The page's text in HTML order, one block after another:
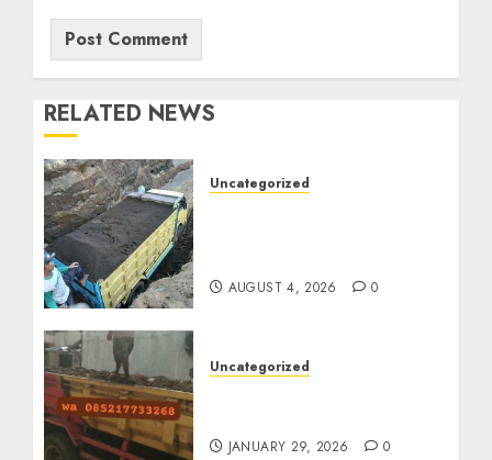
RELATED NEWS
Uncategorized
AUGUST 4, 2026 0
Uncategorized
JANUARY 29, 2026 0